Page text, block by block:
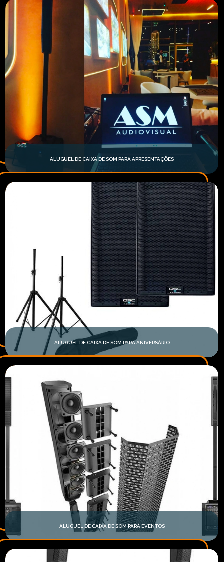
ALUGUEL DE CAIXA DE SOM PARA APRESENTAÇÕES
ALUGUEL DE CAIXA DE SOM PARA ANIVERSÁRIO
ALUGUEL DE CAIXA DE SOM PARA EVENTOS